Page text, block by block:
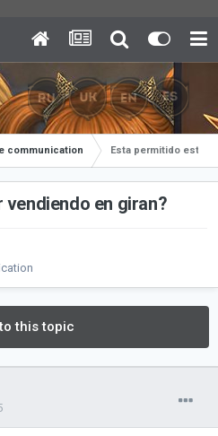
communication Esta permitido
en giran?
this topic